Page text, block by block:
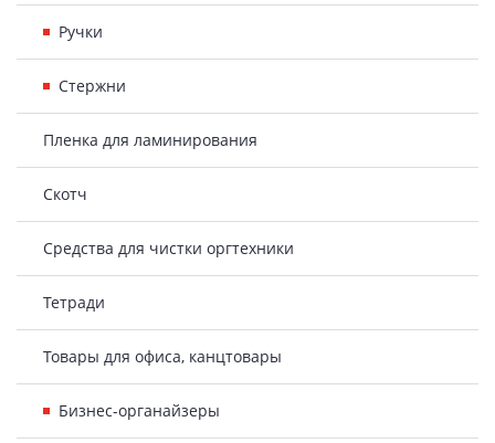
Ручки
Стержни
Пленка для ламинирования
Скотч
Средства для чистки оргтехники
Тетради
Товары для офиса, канцтовары
Бизнес-органайзеры